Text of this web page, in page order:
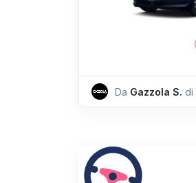
Da Gazzola S. di